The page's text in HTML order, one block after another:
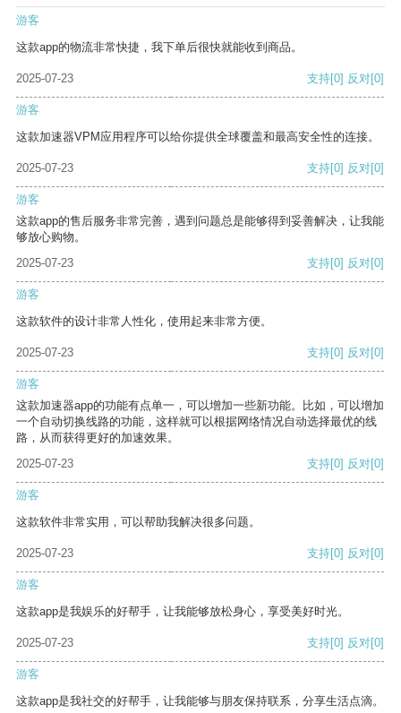
游客
这款app的物流非常快捷，我下单后很快就能收到商品。
2025-07-23 支持[0] 反对[0]
游客
这款加速器VPM应用程序可以给你提供全球覆盖和最高安全性的连接。
2025-07-23 支持[0] 反对[0]
游客
这款app的售后服务非常完善，遇到问题总是能够得到妥善解决，让我能
够放心购物。
2025-07-23
支持[0] 反对[0]
游客
这款软件的设计非常人性化，使用起来非常方便。
2025-07-23 支持[0] 反对[0]
游客
这款加速器app的功能有点单一，可以增加一些新功能。比如，可以增加
一个自动切换线路的功能，这样就可以根据网络情况自动选择最优的线
路，从而获得更好的加速效果。
2025-07-23
支持[0] 反对[0]
游客
这款软件非常实用，可以帮助我解决很多问题。
2025-07-23 支持[0] 反对[0]
游客
这款app是我娱乐的好帮手，让我能够放松身心，享受美好时光。
2025-07-23 支持[0] 反对[0]
游客
这款app是我社交的好帮手，让我能够与朋友保持联系，分享生活点滴。